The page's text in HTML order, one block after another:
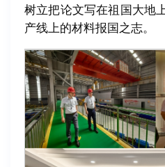
树立把论文写在祖国大地
产线上的材料报国之志。